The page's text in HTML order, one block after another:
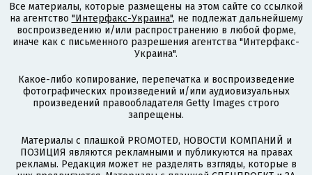
Все материалы, которые размещены на этом сайте со ссылкой
на агентство "Интерфакс-Украина", не подлежат дальнейшему
воспроизведению и/или распространению в любой форме,
иначе как с письменного разрешения агентства "Интерфакс-
Украина".
Какое-либо копирование, перепечатка и воспроизведение
фотографических произведений и/или аудиовизуальных
произведений правообладателя Getty Images строго
запрещены.
Материалы с плашкой PROMOTED, НОВОСТИ КОМПАНИЙ и
ПОЗИЦИЯ являются рекламными и публикуются на правах
рекламы. Редакция может не разделять взгляды, которые в